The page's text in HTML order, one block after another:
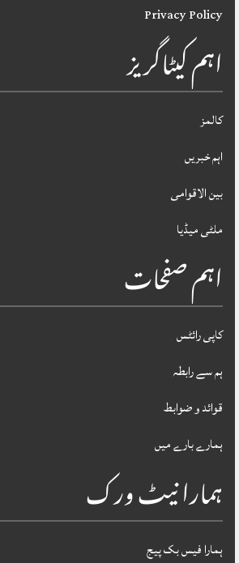
Privacy Policy
اہم کیٹاگریز
کالمز
اہم خبریں
بین الاقوامی
ملٹی میڈیا
اہم صفحات
کاپی رائٹس
ہم سے رابطہ
قوائد و ضوابط
ہمارے بارے میں
ہمارا نیٹ ورک
ہمارا فیس بک پیج